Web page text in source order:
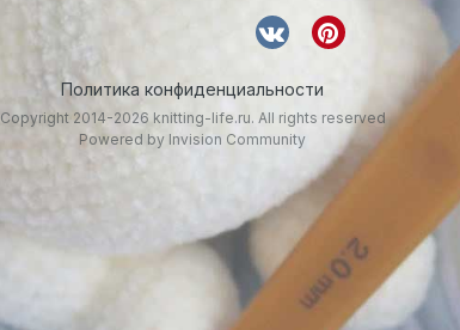
Политика конфиденциальности
Copyright 2014-2026 knitting-life.ru. All rights reserved
Powered by Invision Community